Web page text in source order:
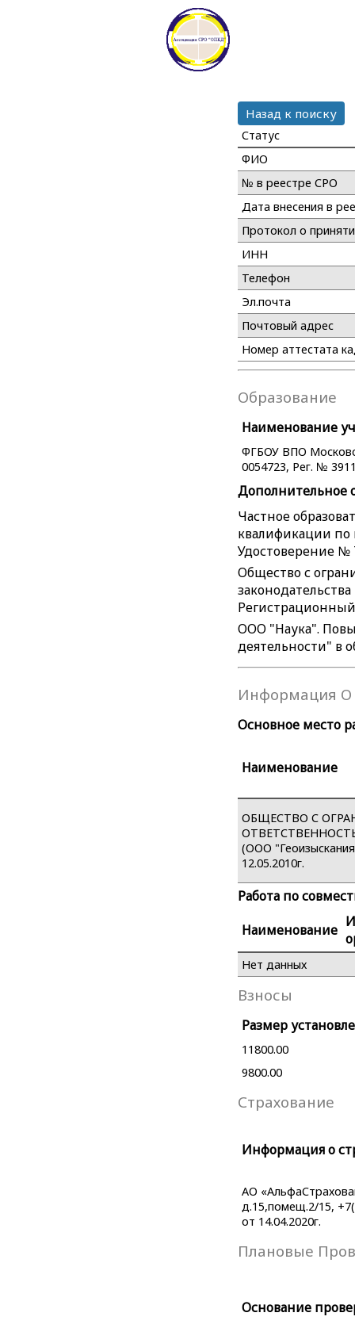
Назад к поиску
Статус
ФИО
№ в реестре СРО
Дата внесения в
Протокол о
ИНН
Телефон
Эл.почта
Почтовый адрес
Номер аттестата
Образование
Наименование
ФГБОУ ВПО
0054723, Рег. №
Дополнительное
Частное
квалификации по
Удостоверение №
Общество с
ООО "Наука".
деятельности" в
Информация О
Основное место
Наименование
ОБЩЕСТВО С
(ООО
12.05.2010г.
Работа по
Наименование
Нет данных
Взносы
Размер
11800.00
9800.00
Страхование
Информация о
АО
д.15,помещ.2/15,
от 14.04.2020г.
Плановые
Основание